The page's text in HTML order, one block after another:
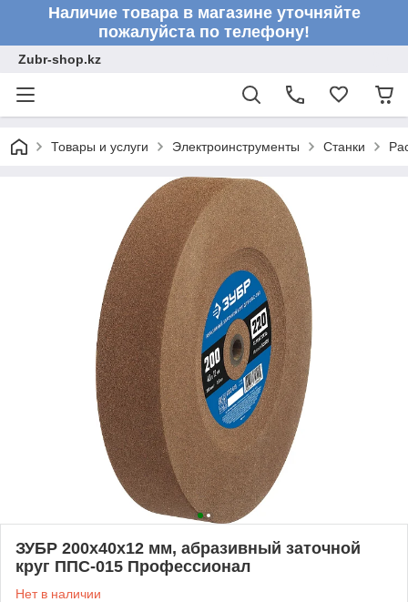
Наличие товара в магазине уточняйте
пожалуйста по телефону!
Zubr-shop.kz
Товары и услуги Электроинструменты Станки
ЗУБР 200х40х12 мм, абразивный заточной
круг ППС-015 Профессионал
Нет в наличии